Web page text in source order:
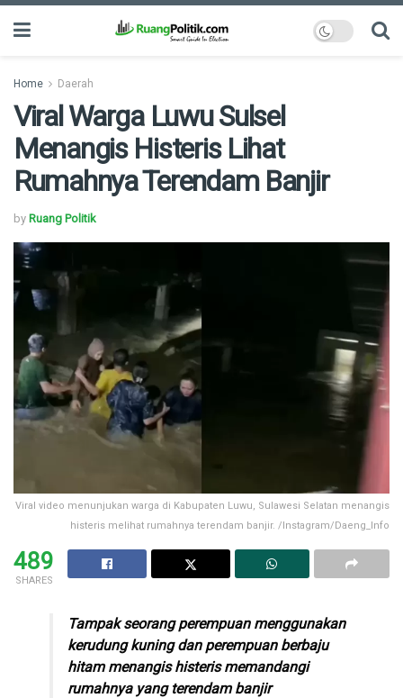
Home Daerah
Viral Warga Luwu Sulsel
Menangis Histeris Lihat
Rumahnya Terendam Banjir
by Ruang Politik
Viral video menunjukan warga di Kabupaten Luwu, Sulawesi Selatan menangis
histeris melihat rumahnya terendam banjir. /Instagram/Daeng_Info
489
SHARES
Tampak seorang perempuan menggunakan
kerudung kuning dan perempuan berbaju
hitam menangis histeris memandangi
rumahnya yang terendam banjir